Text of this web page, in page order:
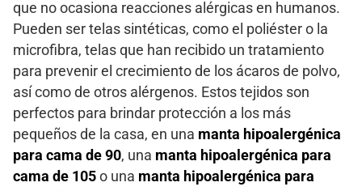
que no ocasiona reacciones alérgicas en humanos.
Pueden ser telas sintéticas, como el poliéster o la
microfibra, telas que han recibido un tratamiento
para prevenir el crecimiento de los ácaros de polvo,
así como de otros alérgenos. Estos tejidos son
perfectos para brindar protección a los más
pequeños de la casa, en una manta hipoalergénica
para cama de 90, una manta hipoalergénica para
cama de 105 o una manta hipoalergénica para